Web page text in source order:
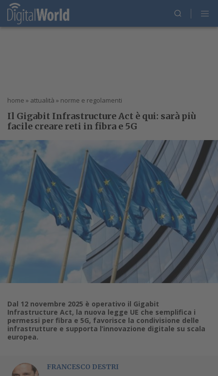
home » attualità » norme e regolamenti
Il Gigabit Infrastructure Act è qui: sarà più
facile creare reti in fibra e 5G
Dal 12 novembre 2025 è operativo il Gigabit
Infrastructure Act, la nuova legge UE che semplifica i
permessi per fibra e 5G, favorisce la condivisione delle
infrastrutture e supporta l’innovazione digitale su scala
europea.
FRANCESCO DESTRI